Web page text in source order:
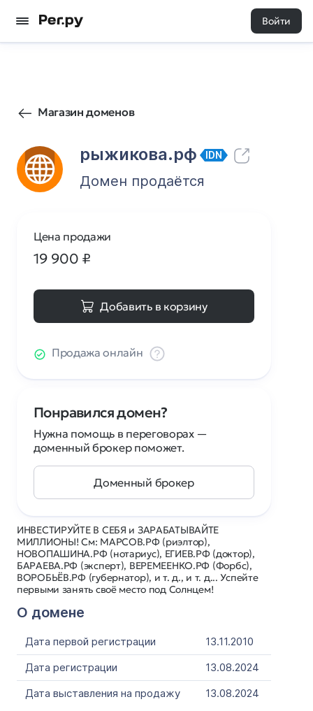
Войти
Магазин доменов
рыжикова.рф IDN
26 0
Домен продаётся
ИНВЕСТИРУЙТЕ В СЕБЯ и ЗАРАБАТЫВАЙТЕ
МИЛЛИОНЫ! См: МАРСОВ.РФ (риэлтор),
НОВОПАШИНА.РФ (нотариус), ЕГИЕВ.РФ (доктор),
БАРАЕВА.РФ (эксперт), ВЕРЕМЕЕНКО.РФ (Форбс),
ВОРОБЬЁВ.РФ (губернатор), и т. д., и т. д... Успейте
первыми занять своё место под Солнцем!
О домене
Дата первой регистрации
13.11.2010
Дата регистрации
13.08.2024
Дата выставления на продажу
13.08.2024
Цена продажи
19 900 ₽
Добавить в корзину
Продажа онлайн
Понравился домен?
Нужна помощь в переговорах —
доменный брокер поможет.
Доменный брокер